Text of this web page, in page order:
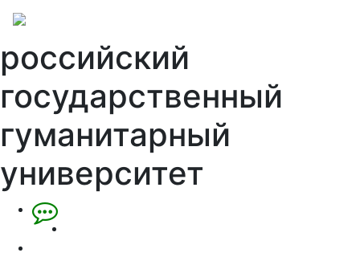
российский
государственный
гуманитарный
университет